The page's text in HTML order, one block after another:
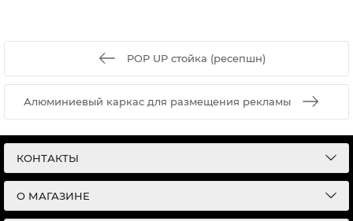
POP UP стойка (ресепшн)
Алюминиевый каркас для размещения рекламы
КОНТАКТЫ
О МАГАЗИНЕ